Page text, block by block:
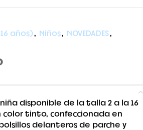
años), Niños, NOVEDADES,
disponible de la talla 2 a la 16
color tinto, confeccionada en
delanteros de parche y